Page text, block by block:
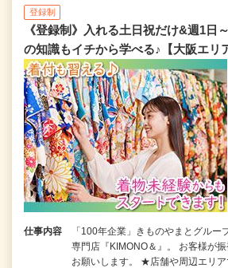
登録制
《登録制》入れる土日祝だけ&週1日
の知識もイチから学べる♪【大阪エリ
仕事内容
「100年企業」きものやまとグルー
専門店『KIMONO＆』。 お客様が
お願いします。 ★店舗や周辺エリア